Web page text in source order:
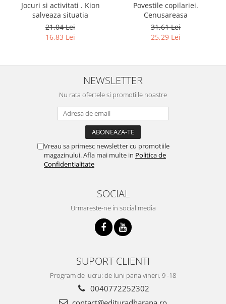
Jocuri si activitati . Kion
salveaza situatia
21,04 Lei
16,83 Lei
Povestile copilariei.
Cenusareasa
31,61 Lei
25,29 Lei
NEWSLETTER
Nu rata ofertele si promotiile noastre
Vreau sa primesc newsletter cu promotiile
magazinului. Afla mai multe in Politica de
Confidentialitate
SOCIAL
Urmareste-ne in social media
SUPORT CLIENTI
Program de lucru: de luni pana vineri, 9 -18
0040772252302